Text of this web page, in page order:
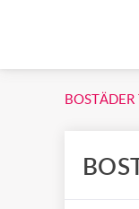
BOSTÄDER